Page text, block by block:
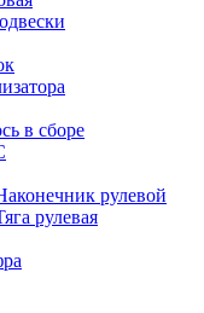
в сборе
рулевой
рулевая